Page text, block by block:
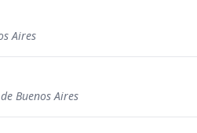
Aires
Buenos Aires